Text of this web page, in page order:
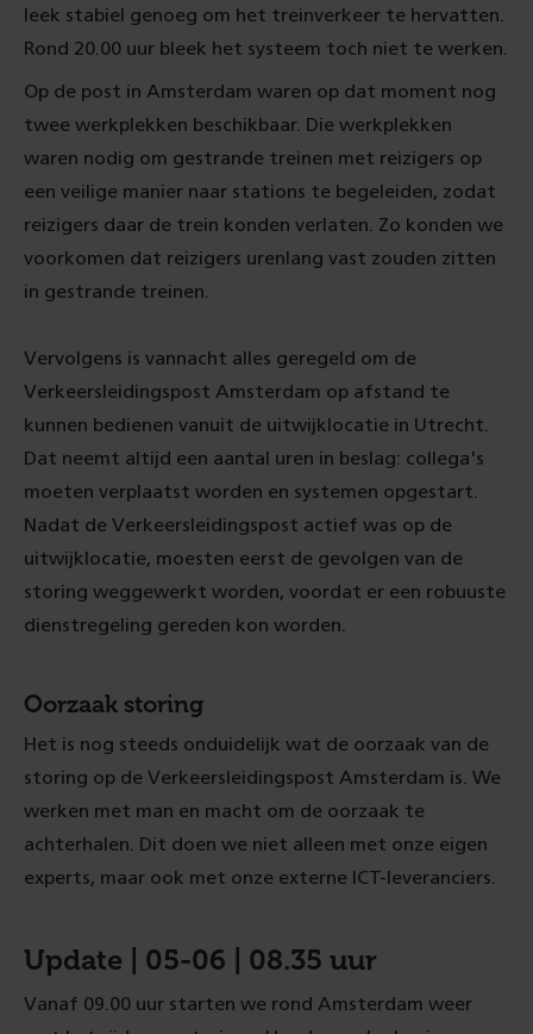
leek stabiel genoeg om het treinverkeer te hervatten.
Rond 20.00 uur bleek het systeem toch niet te werken.
Op de post in Amsterdam waren op dat moment nog
twee werkplekken beschikbaar. Die werkplekken
waren nodig om gestrande treinen met reizigers op
een veilige manier naar stations te begeleiden, zodat
reizigers daar de trein konden verlaten. Zo konden we
voorkomen dat reizigers urenlang vast zouden zitten
in gestrande treinen.
Vervolgens is vannacht alles geregeld om de
Verkeersleidingspost Amsterdam op afstand te
kunnen bedienen vanuit de uitwijklocatie in Utrecht.
Dat neemt altijd een aantal uren in beslag: collega's
moeten verplaatst worden en systemen opgestart.
Nadat de Verkeersleidingspost actief was op de
uitwijklocatie, moesten eerst de gevolgen van de
storing weggewerkt worden, voordat er een robuuste
dienstregeling gereden kon worden.
Oorzaak storing
Het is nog steeds onduidelijk wat de oorzaak van de
storing op de Verkeersleidingspost Amsterdam is. We
werken met man en macht om de oorzaak te
achterhalen. Dit doen we niet alleen met onze eigen
experts, maar ook met onze externe ICT-leveranciers.
Update | 05-06 | 08.35 uur
Vanaf 09.00 uur starten we rond Amsterdam weer